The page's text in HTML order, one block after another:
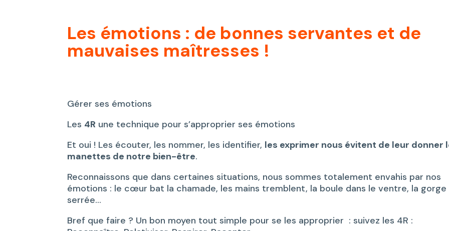
Les émotions : de bonnes servantes et de
mauvaises maîtresses !
Gérer ses émotions
Les 4R une technique pour s’approprier ses émotions
Et oui ! Les écouter, les nommer, les identifier, les exprimer nous évitent de leur donner
manettes de notre bien-être.
Reconnaissons que dans certaines situations, nous sommes totalement envahis par nos
émotions : le cœur bat la chamade, les mains tremblent, la boule dans le ventre, la gorge
serrée…
Bref que faire ? Un bon moyen tout simple pour se les approprier : suivez les 4R :